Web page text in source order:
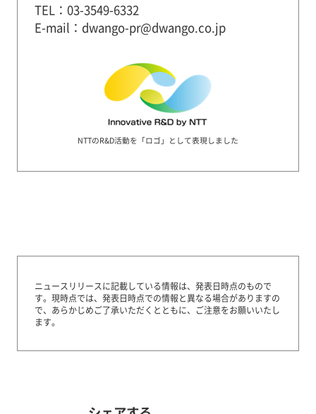
TEL：03-3549-6332
E-mail：dwango-pr@dwango.co.jp
NTTのR&D活動を「ロゴ」として表現しました
ニュースリリースに記載している情報は、発表日時点のもので
す。 現時点では、発表日時点での情報と異なる場合がありますの
で、あらかじめご了承いただくとともに、ご注意をお願いいたし
ます。